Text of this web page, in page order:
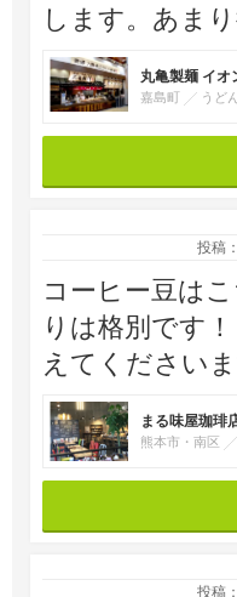
します。あま
丸亀製麺 イオ
嘉島町 うど
投稿
コーヒー豆は
りは格別です
えてくださいま
まる味屋珈琲
熊本市・南区
投稿